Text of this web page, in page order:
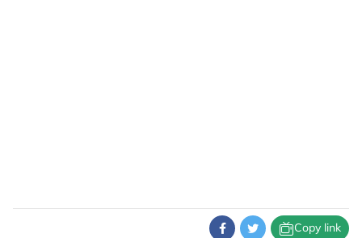
Copy link